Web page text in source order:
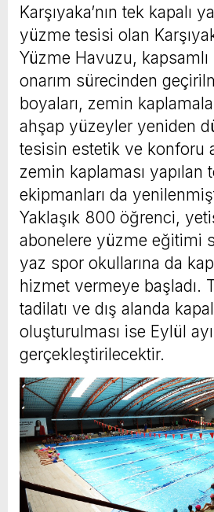
Karşıyaka’nın tek kapalı
yüzme tesisi olan
Yüzme Havuzu, kapsamlı
onarım sürecinden
boyaları, zemin
ahşap yüzeyler yeniden
tesisin estetik ve konforu
zemin kaplaması yapılan
ekipmanları da
Yaklaşık 800 öğrenci,
abonelere yüzme eğitimi
yaz spor okullarına da
hizmet vermeye başladı.
tadilatı ve dış alanda
oluşturulması ise Eylül
gerçekleştirilecektir.